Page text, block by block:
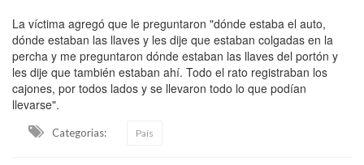
La víctima agregó que le preguntaron "dónde estaba el auto,
dónde estaban las llaves y les dije que estaban colgadas en la
percha y me preguntaron dónde estaban las llaves del portón y
les dije que también estaban ahí. Todo el rato registraban los
cajones, por todos lados y se llevaron todo lo que podían
llevarse".
Categorias: País